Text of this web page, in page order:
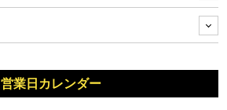
営業日カレンダー